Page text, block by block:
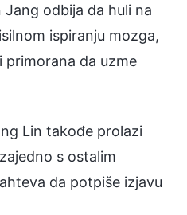
odbija da huli na
ispiranju mozga,
primorana da uzme
Lin takođe prolazi
s ostalim
da potpiše izjavu